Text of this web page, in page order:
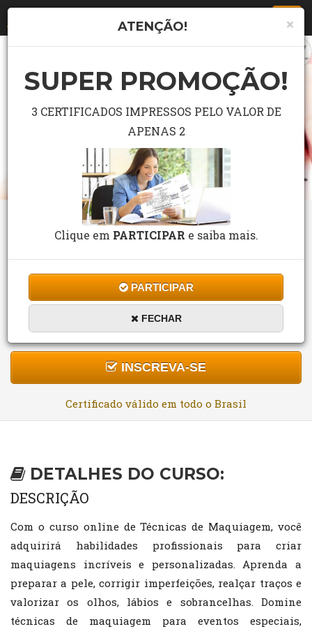
CURSO GRÁTIS DE TÉCNICAS DE
MAQUIAGEM
Cursos de Formação/Cursos
MODALIDADE:
INSCREVA-SE
Certificado válido em todo o Brasil
DETALHES DO CURSO:
DESCRIÇÃO
Com o curso online de Técnicas de Maquiagem, você
adquirirá habilidades profissionais para criar
maquiagens incríveis e personalizadas. Aprenda a
preparar a pele, corrigir imperfeições, realçar traços e
valorizar os olhos, lábios e sobrancelhas. Domine
técnicas de maquiagem para eventos especiais,
×
ATENÇÃO!
SUPER PROMOÇÃO!
3 CERTIFICADOS IMPRESSOS PELO VALOR DE
APENAS 2
Clique em PARTICIPAR e saiba mais.
PARTICIPAR
FECHAR